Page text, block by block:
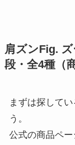
肩ズンFig.
段・全4種（
まずは探して
う。
公式の商品ペー